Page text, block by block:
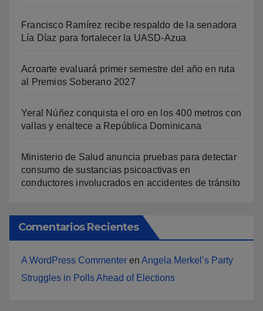
Francisco Ramírez recibe respaldo de la senadora
Lía Díaz para fortalecer la UASD-Azua
Acroarte evaluará primer semestre del año en ruta
al Premios Soberano 2027
Yeral Núñez conquista el oro en los 400 metros con
vallas y enaltece a República Dominicana
Ministerio de Salud anuncia pruebas para detectar
consumo de sustancias psicoactivas en
conductores involucrados en accidentes de tránsito
Comentarios Recientes
A WordPress Commenter en Angela Merkel’s Party
Struggles in Polls Ahead of Elections